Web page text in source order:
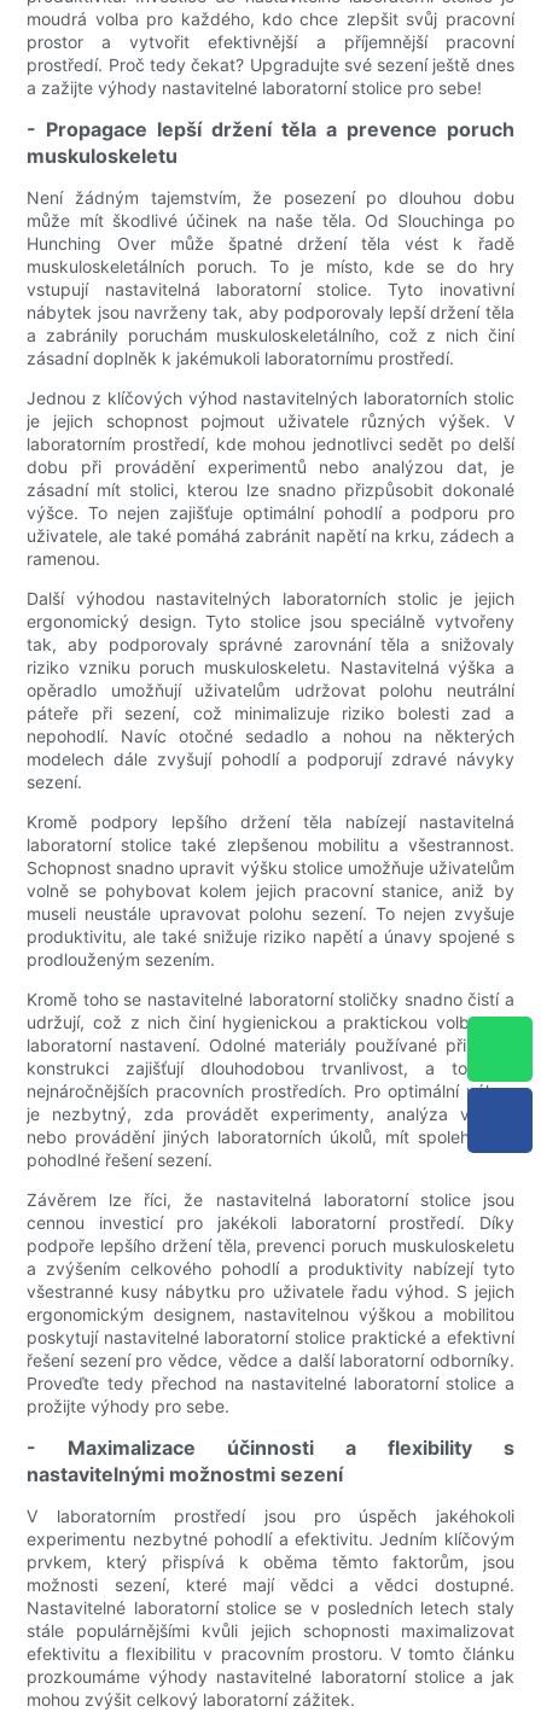
moudrá volba pro každého, kdo chce zlepšit svůj pracovní
prostor a vytvořit efektivnější a příjemnější pracovní
prostředí. Proč tedy čekat? Upgradujte své sezení ještě dnes
a zažijte výhody nastavitelné laboratorní stolice pro sebe!
- Propagace lepší držení těla a prevence poruch
muskuloskeletu
Není žádným tajemstvím, že posezení po dlouhou dobu
může mít škodlivé účinek na naše těla. Od Slouchinga po
Hunching Over může špatné držení těla vést k řadě
muskuloskeletálních poruch. To je místo, kde se do hry
vstupují nastavitelná laboratorní stolice. Tyto inovativní
nábytek jsou navrženy tak, aby podporovaly lepší držení těla
a zabránily poruchám muskuloskeletálního, což z nich činí
zásadní doplněk k jakémukoli laboratornímu prostředí.
Jednou z klíčových výhod nastavitelných laboratorních stolic
je jejich schopnost pojmout uživatele různých výšek. V
laboratorním prostředí, kde mohou jednotlivci sedět po delší
dobu při provádění experimentů nebo analýzou dat, je
zásadní mít stolici, kterou lze snadno přizpůsobit dokonalé
výšce. To nejen zajišťuje optimální pohodlí a podporu pro
uživatele, ale také pomáhá zabránit napětí na krku, zádech a
ramenou.
Další výhodou nastavitelných laboratorních stolic je jejich
ergonomický design. Tyto stolice jsou speciálně vytvořeny
tak, aby podporovaly správné zarovnání těla a snižovaly
riziko vzniku poruch muskuloskeletu. Nastavitelná výška a
opěradlo umožňují uživatelům udržovat polohu neutrální
páteře při sezení, což minimalizuje riziko bolesti zad a
nepohodlí. Navíc otočné sedadlo a nohou na některých
modelech dále zvyšují pohodlí a podporují zdravé návyky
sezení.
Kromě podpory lepšího držení těla nabízejí nastavitelná
laboratorní stolice také zlepšenou mobilitu a všestrannost.
Schopnost snadno upravit výšku stolice umožňuje uživatelům
volně se pohybovat kolem jejich pracovní stanice, aniž by
museli neustále upravovat polohu sezení. To nejen zvyšuje
produktivitu, ale také snižuje riziko napětí a únavy spojené s
prodlouženým sezením.
Kromě toho se nastavitelné laboratorní stoličky snadno čistí a
udržují, což z nich činí hygienickou a praktickou volbu pro
laboratorní nastavení. Odolné materiály používané při jejich
konstrukci zajišťují dlouhodobou trvanlivost, a to i v
nejnáročnějších pracovních prostředích. Pro optimální výkon
je nezbytný, zda provádět experimenty, analýza vzorků
nebo provádění jiných laboratorních úkolů, mít spolehlivé a
pohodlné řešení sezení.
Závěrem lze říci, že nastavitelná laboratorní stolice jsou
cennou investicí pro jakékoli laboratorní prostředí. Díky
podpoře lepšího držení těla, prevenci poruch muskuloskeletu
a zvýšením celkového pohodlí a produktivity nabízejí tyto
všestranné kusy nábytku pro uživatele řadu výhod. S jejich
ergonomickým designem, nastavitelnou výškou a mobilitou
poskytují nastavitelné laboratorní stolice praktické a efektivní
řešení sezení pro vědce, vědce a další laboratorní odborníky.
Proveďte tedy přechod na nastavitelné laboratorní stolice a
prožijte výhody pro sebe.
- Maximalizace účinnosti a flexibility s
nastavitelnými možnostmi sezení
V laboratorním prostředí jsou pro úspěch jakéhokoli
experimentu nezbytné pohodlí a efektivitu. Jedním klíčovým
prvkem, který přispívá k oběma těmto faktorům, jsou
možnosti sezení, které mají vědci a vědci dostupné.
Nastavitelné laboratorní stolice se v posledních letech staly
stále populárnějšími kvůli jejich schopnosti maximalizovat
efektivitu a flexibilitu v pracovním prostoru. V tomto článku
prozkoumáme výhody nastavitelné laboratorní stolice a jak
mohou zvýšit celkový laboratorní zážitek.